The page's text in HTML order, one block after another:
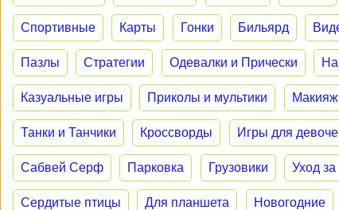
Спортивные Карты Гонки Бильярд
Пазлы Стратегии Одевалки и Прически
Казуальные игры Приколы и мультики
Танки и Танчики Кроссворды Игры для
Сабвей Серф Парковка Грузовики Уход
Сердитые птицы Для планшета Новогодние